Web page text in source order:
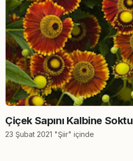
Çiçek Sapını Kalbine Soktu
23 Şubat 2021 "Şiir" içinde